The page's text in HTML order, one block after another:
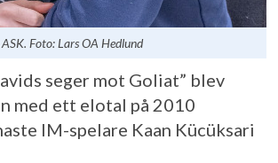
Foto: Lars OA Hedlund
seger mot Goliat” blev
med ett elotal på 2010
IM-spelare Kaan Kücüksari